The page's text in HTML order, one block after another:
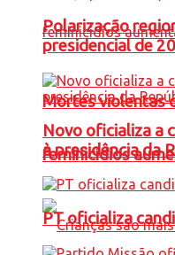
Mortes violentas
feminicídios
Polarização
presidencial de
Novo oficializa a
à presidência da
PT oficializa